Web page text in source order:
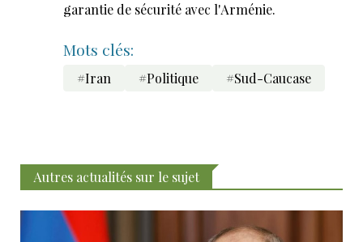
garantie de sécurité avec l'Arménie.
Mots clés:
#Iran #Politique #Sud-Caucase
Autres actualités sur le sujet